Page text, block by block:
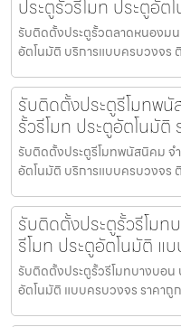
ประตูรั้วรีโมท ประตูอัต
รับติดตั้งประตูรั้วตลาดหนองมน
อัตโนมัติ บริการแบบครบวงจร
รับติดตั้งประตูรีโมทพ
รั้วรีโมท ประตูอัตโนมัติ
รับติดตั้งประตูรีโมทพนัสนิคม จ
อัตโนมัติ บริการแบบครบวงจร
รับติดตั้งประตูรั้วรีโม
รีโมท ประตูอัตโนมัติ แ
รับติดตั้งประตูรั้วรีโมทบางบอน
อัตโนมัติ แบบครบวงจร ราคาถู